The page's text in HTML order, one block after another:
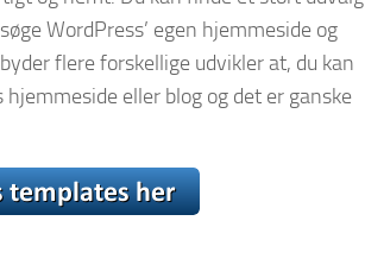
WordPress’ egen hjemmeside og
flere forskellige udvikler at, du kan
eller blog og det er ganske